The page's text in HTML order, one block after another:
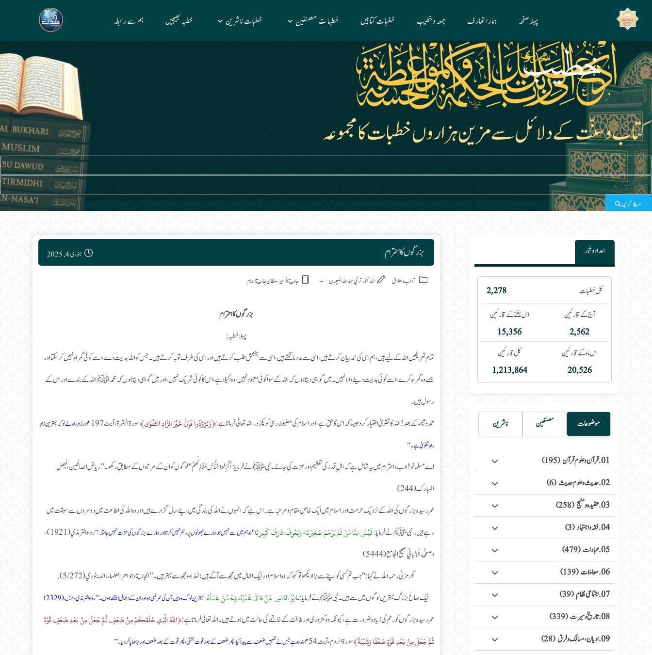
content
پہلا صفحہ ہمارا تعارف جمعہ وخطیب خطبات کتابیں خطبات مصنفین خطبات ناشرین خطبہ بھیجیں ہم سے رابطہ
سرچ کریں
بزرگوں کا احترام Post published:
جنوری 4, 2025
Post category:
آداب واخلاق الدكتور تركي عبد الله الميمان جامعة الأمير سلطان جامعة الامام
بزرگوں کا احترام
پہلا خطبہ:
تمام تعریفیں اللہ کے لیے ہیں، ہم اسی کی حمد بیان کرتے ہیں، اسی سے مدد مانگتے ہیں، اسی سے بخشش طلب کرتے ہیں اور اسی کی طرف توبہ کرتے ہیں۔ جس کو اللہ ہدایت دے، اسے کوئی گمراہ نہیں کر سکتا اور
جسے وہ گمراہ کرے، اسے کوئی ہدایت دینے والا نہیں۔ میں گواہی دیتا ہوں کہ اللہ کے سوا کوئی معبود نہیں، وہ اکیلا ہے، اس کا کوئی شریک نہیں، اور میں گواہی دیتا ہوں کہ محمد ﷺ اللہ کے بندے اور اس کے
رسول ہیں۔
حمد وثناء کے بعد! اللہ کا تقویٰ اختیار کرو جیسا کہ اس کا حق ہے، اور اسلام کی مضبوط رسی کو پکڑو۔ اللہ تعالیٰ فرماتا ہے:﴿وَتَزَوَّدُوا فَإِنَّ خَيْرَ الزَّادِ التَّقْوَى﴾سورۃ البقرة، آیت 197 "اور زادِ راہ لے لو کہ بہترین زادِ
راہ تقویٰ ہے۔”
اے مسلمانو!ادب و احترام میں یہ شامل ہے کہ اہلِ قدر کی تعظیم اور عزت کی جائے۔ نبی ﷺ نے فرمایا: أَنْزِلُوا النَّاسَ مَنَازِلَهمْ "لوگوں کو ان کے مرتبوں کے مطابق رکھو۔” رياض الصالحين، فيصل
المبارك (244)
عمر رسیدہ بزرگوں کی اللہ کے نزدیک حرمت اور اسلام میں ایک خاص مقام و مرتبہ ہے۔ اس لیے کہ انہوں نے اللہ کی بندگی میں اپنے سال گزارے ہیں اور وہ اللہ کی اطاعت میں دوسروں سے سبقت میں
رہے ہیں۔ نبی ﷺ نے فرمایا:لَيْسَ مِنَّا مَنْ لَمْ يَرْحَمْ صَغِيرَنَا، وَيَعْرِفْ شَرَفَ كَبِيرِنَا"وہ ہم میں سے نہیں جو ہمارے چھوٹوں پر رحم نہیں کرتا اور ہمارے بزرگوں کی عزت نہیں جانتا۔”
رواه الترمذي (1921)،
وصحَّحه الألباني صحيح الجامع (5444)
بکرمزنی رحمہ اللہ نے کہا: "جب تم کسی کو اپنے سے بڑا دیکھو تو کہو کہ وہ اسلام اور نیک اعمال میں مجھ سے آگے ہیں؛ لہٰذا وہ مجھ سے بہتر ہیں۔” المجالسة وجواهر العلماء، الدينوري (5/272).
نیک صالح بزرگ بہترین لوگوں میں سے ہیں۔ نبی ﷺ نے فرمایا:خَيْرُ النَّاسِ: مَنْ طَالَ عُمْرُهُ، وَحَسُنَ عَمَلُهُ "بہترین لوگ وہ ہیں جن کی عمر لمبی ہو اور ان کے اعمال اچھے ہوں۔” رواه الترمذي وحسَّنه (2329)
عمر رسیدہ بزرگوں کو رحم کی زیادہ ضرورت ہے، کیونکہ وہ کمزوری اور طاقت کے خاتمے کی حالت میں ہوتے ہیں۔ اللہ تعالیٰ فرماتا ہے:﴿اللهُ الَّذِي خَلَقَكُمْ مِنْ ضَعْفٍ ثُمَّ جَعَلَ مِنْ بَعْدِ ضَعْفٍ قُوَّةً
ثُمَّ جَعَلَ مِنْ بَعْدِ قُوَّةٍ ضَعْفًا وَشَيْبَةً﴾سورۃ الروم، آیت 54 "اللہ وہ ہے جس نے تمہیں ضعف سے پیدا کیا، پھر ضعف کے بعد قوت بخشی، پھر قوت کے بعد ضعف اور بڑھاپا کردیا۔”
اعداد و شمار
کل خطبات
2,278
آج کے قارئین
2,562
اس ہفتے کے قارئین
15,356
اس ماہ کے قارئین
20,526
کل قارئین
1,213,864
موضوعات مصنفین ناشرین
01. قرآن وعلوم قرآن (195)
02. حدیث وعلوم حدیث (6)
03. عقیدہ ومنہج (258)
04. فقہ واجتہاد (3)
05. عبادات (479)
06. معاملات (139)
07. اجتماعی نظام (39)
08. تاریخ وسیرت (339)
09. ادیان، مسالک وفرق (28)